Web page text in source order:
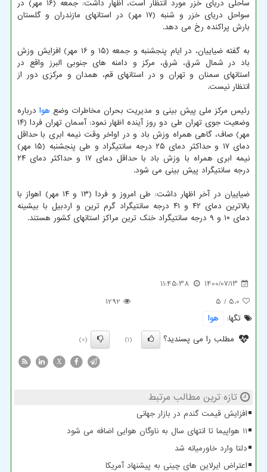
ساحلی دریای خزر مورد انتظار است، اظهار داشت: جمعه (۱۶ مهر) در
سواحل دریای خزر و شنبه (۱۷ مهر) در استانهای مازندران و گلستان
بارش پراکنده رخ می دهد.
به گفته ضیاییان، در ایام پنجشنبه و جمعه (۱۵ و ۱۶ مهر) افزایش وزش
باد در شمال شرق، شرق، مرکز و دامنه های جنوبی البرز واقع در
استانهای سمنان و تهران و در استانهای قم، همدان و مرکزی دور از
انتظار نیست.
رئیس مرکز ملی پیش بینی و مدیریت بحران مخاطرات وضع هوادرباره
وضعیت جوی تهران طی دو روز آینده اظهار نمود: آسمان تهران فردا (۱۴
مهر) صاف، گاهی همراه وزش باد و در اواخر وقت نیمه ابری با حداقل
دمای ۱۷ و حداکثر دمای ۲۵ درجه سانتیگراد و طی پنجشنبه (۱۵ مهر)
نیمه ابری همراه با وزش باد با حداقل دمای ۱۷ و حداکثر دمای ۲۴
درجه سانتیگراد پیش بینی می شود.
ضیاییان در آخر اظهار داشت: طی امروز و فردا (۱۳ و ۱۴ مهر) اهواز با
بالاترین دمای ۴۲ و ۴۱ درجه سانتیگراد گرم ترین و اردبیل با بیشینه
دمای ۱۰ و ۹ درجه سانتیگراد خنک ترین مراکز استانهای کشور هستند.
1400/07/13
11:45:38
5.0
/ 5
1292
تگها:
هوا
مطلب را می پسندید؟
(1)
(0)
X
تازه ترین مطالب مرتبط
افزایش قیمت گندم در بازار جهانی
11 هواپیما تا انتهای سال به ناوگان هوایی اضافه می شود
دلتا وارد خاورمیانه شد
اعتراض ایرلاین های چینی به پیشنهاد آمریکا